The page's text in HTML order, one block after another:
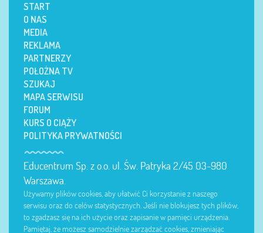
START
O NAS
MEDIA
REKLAMA
PARTNERZY
POŁOŻNA TV
SZUKAJ
MAPA SERWISU
FORUM
KURS O CIĄŻY
POLITYKA PRYWATNOŚCI
Educentrum Sp. z o.o. ul. Św. Patryka 2/45 03-980
Warszawa.
Używamy plików cookies, aby ułatwić Ci korzystanie z naszego
serwisu oraz do celów statystycznych. Jeśli nie blokujesz tych plików,
to zgadzasz się na ich użycie oraz zapisanie w pamięci urządzenia.
Pamiętaj, że możesz samodzielnie zarządzać cookies, zmieniając